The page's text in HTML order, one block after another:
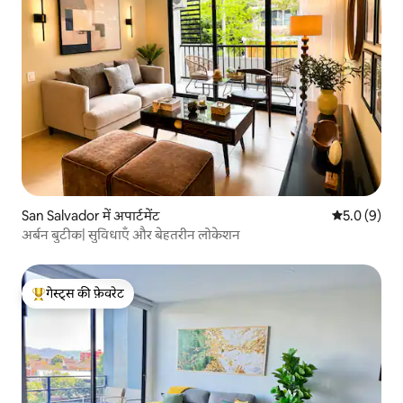
San Salvador में अपार्टमेंट औसत रेटिंग 5
5.0 (9)
अर्बन बुटीक| सुविधाएँ और बेहतरीन लोकेशन
गेस्ट्स का टॉप फ़ेवरेट
गेस्ट्स की फ़ेवरेट